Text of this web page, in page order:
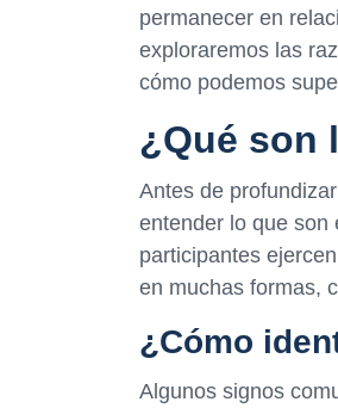
permanecer en
exploraremos las
cómo podemos
¿Qué son
Antes de
entender lo que son
participantes
en muchas formas,
¿Cómo
Algunos signos